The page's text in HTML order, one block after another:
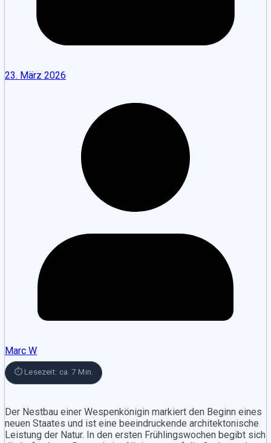
23. März 2026
Marc W
⏱ Lesezeit: ca. 7 Min.
Der Nestbau einer Wespenkönigin markiert den Beginn eines
neuen Staates und ist eine beeindruckende architektonische
Leistung der Natur. In den ersten Frühlingswochen begibt sich